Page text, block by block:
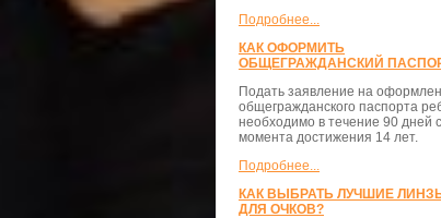
Подробнее...
КАК ОФОРМИТЬ
ОБЩЕГРАЖДАНСКИЙ
Подать заявление на
общегражданского паспорта
необходимо в течение 90 дней с
момента достижения 14 лет.
Подробнее...
КАК ВЫБРАТЬ ЛУЧШИЕ
ДЛЯ ОЧКОВ?